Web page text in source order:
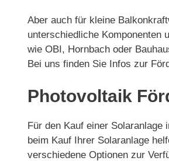
Aber auch für kleine
unterschiedliche Komponenten
wie OBI, Hornbach oder
Bei uns finden Sie Infos zur
Photovoltaik
Für den Kauf einer
beim Kauf Ihrer Solaranlage
verschiedene Optionen zur